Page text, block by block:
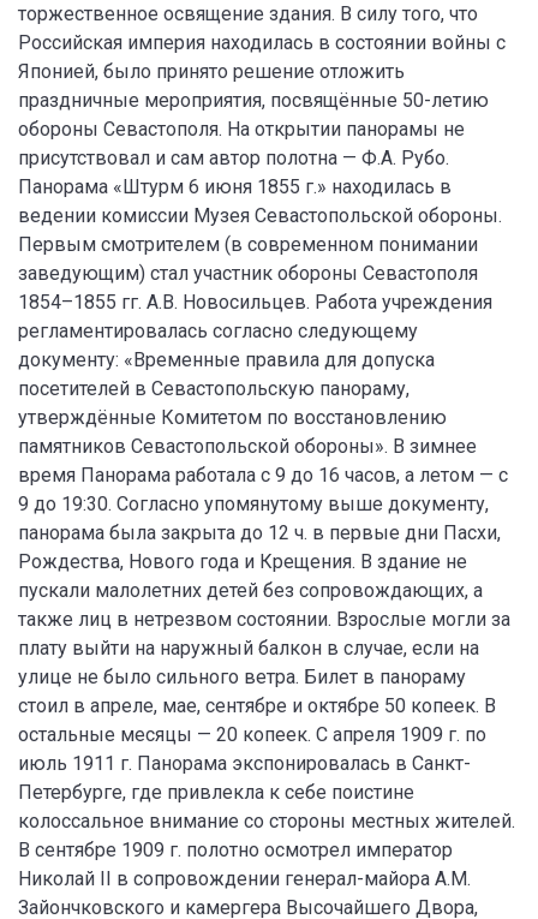
торжественное освящение здания. В силу того, что
Российская империя находилась в состоянии войны с
Японией, было принято решение отложить
праздничные мероприятия, посвящённые 50-летию
обороны Севастополя. На открытии панорамы не
присутствовал и сам автор полотна — Ф.А. Рубо.
Панорама «Штурм 6 июня 1855 г.» находилась в
ведении комиссии Музея Севастопольской обороны.
Первым смотрителем (в современном понимании
заведующим) стал участник обороны Севастополя
1854–1855 гг. А.В. Новосильцев. Работа учреждения
регламентировалась согласно следующему
документу: «Временные правила для допуска
посетителей в Севастопольскую панораму,
утверждённые Комитетом по восстановлению
памятников Севастопольской обороны». В зимнее
время Панорама работала с 9 до 16 часов, а летом — с
9 до 19:30. Согласно упомянутому выше документу,
панорама была закрыта до 12 ч. в первые дни Пасхи,
Рождества, Нового года и Крещения. В здание не
пускали малолетних детей без сопровождающих, а
также лиц в нетрезвом состоянии. Взрослые могли за
плату выйти на наружный балкон в случае, если на
улице не было сильного ветра. Билет в панораму
стоил в апреле, мае, сентябре и октябре 50 копеек. В
остальные месяцы — 20 копеек. С апреля 1909 г. по
июль 1911 г. Панорама экспонировалась в Санкт-
Петербурге, где привлекла к себе поистине
колоссальное внимание со стороны местных жителей.
В сентябре 1909 г. полотно осмотрел император
Николай II в сопровождении генерал-майора А.М.
Зайончковского и камергера Высочайшего Двора,